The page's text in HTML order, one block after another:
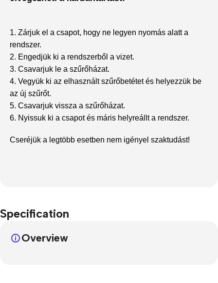
1. Zárjuk el a csapot, hogy ne legyen nyomás alatt a
rendszer.
2. Engedjük ki a rendszerből a vizet.
3. Csavarjuk le a szűrőházat.
4. Vegyük ki az elhasznált szűrőbetétet és helyezzük be
az új szűrőt.
5. Csavarjuk vissza a szűrőházat.
6. Nyissuk ki a csapot és máris helyreállt a rendszer.
Cseréjük a legtöbb esetben nem igényel szaktudást!
Specification
Overview